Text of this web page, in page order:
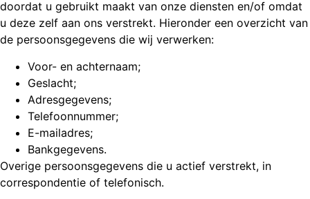
doordat u gebruikt maakt van onze diensten en/of omdat
u deze zelf aan ons verstrekt. Hieronder een overzicht van
de persoonsgegevens die wij verwerken:
Voor- en achternaam;
Geslacht;
Adresgegevens;
Telefoonnummer;
E-mailadres;
Bankgegevens.
Overige persoonsgegevens die u actief verstrekt, in
correspondentie of telefonisch.